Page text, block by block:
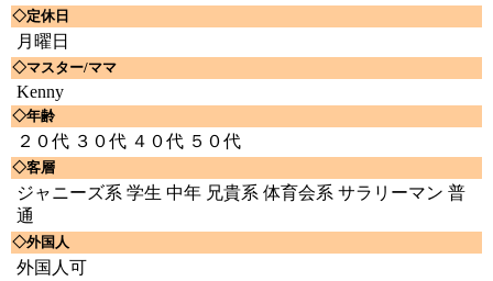
◇定休日
月曜日
◇マスター/ママ
Kenny
◇年齢
２０代 ３０代 ４０代 ５０代
◇客層
ジャニーズ系 学生 中年 兄貴系 体育会系 サラリーマン 普
通
◇外国人
外国人可